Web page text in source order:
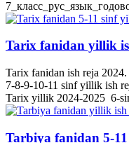
Tarix fanidan yillik
Tarix fanidan ish reja
7-8-9-10-11 sinf yillik ish
Tarix yillik 2024-2025 6-
Tarbiya fanidan 5-